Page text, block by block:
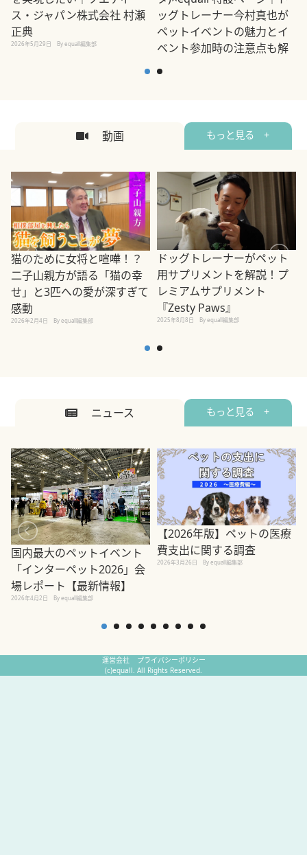
ス・ジャパン株式会社 村瀬
正典
2026年5月29日 By equall編集部
ッグトレーナー今村真也が
ペットイベントの魅力とイ
ベント参加時の注意点も解
2026年5月12日
動画 もっと見る +
猫のために女将と喧嘩！？
二子山親方が語る「猫の幸
せ」と3匹への愛が深すぎて
感動
2026年2月4日 By equall編集部
ドッグトレーナーがペット
用サプリメントを解説！プ
レミアムサプリメント
『Zesty Paws』
2025年8月8日 By equall編集部
ニュース もっと見る +
国内最大のペットイベント
「インターペット2026」会
場レポート【最新情報】
2026年4月2日 By equall編集部
【2026年版】ペットの医療
費支出に関する調査
2026年3月26日 By equall編集部
運営会社
プライバシーポリシー
(c)equall. All Rights Reserved.